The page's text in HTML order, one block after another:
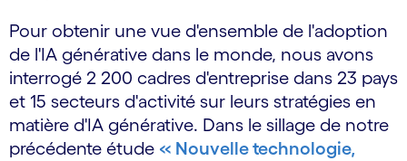
Pour obtenir une vue d'ensemble de l'adoption
de l'IA générative dans le monde, nous avons
interrogé 2 200 cadres d'entreprise dans 23 pays
et 15 secteurs d'activité sur leurs stratégies en
matière d'IA générative. Dans le sillage de notre
précédente étude « Nouvelle technologie,